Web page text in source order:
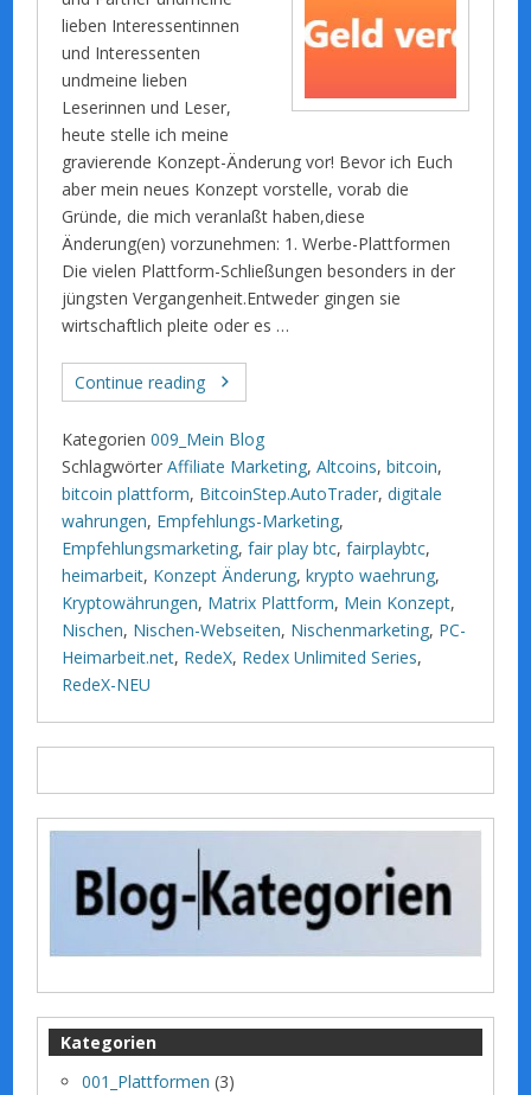
lieben Interessentinnen
und Interessenten
undmeine lieben
Leserinnen und Leser,
heute stelle ich meine
gravierende Konzept-Änderung vor! Bevor ich Euch
aber mein neues Konzept vorstelle, vorab die
Gründe, die mich veranlaßt haben,diese
Änderung(en) vorzunehmen: 1. Werbe-Plattformen
Die vielen Plattform-Schließungen besonders in der
jüngsten Vergangenheit.Entweder gingen sie
wirtschaftlich pleite oder es …
Continue reading
Kategorien 009_Mein Blog
Schlagwörter Affiliate Marketing,Altcoins,bitcoin,
bitcoin plattform, BitcoinStep.AutoTrader,digitale
wahrungen, Empfehlungs-Marketing,
Empfehlungsmarketing,fair play btc,fairplaybtc,
heimarbeit, Konzept Änderung,krypto waehrung,
Kryptowährungen, Matrix Plattform, Mein Konzept,
Nischen, Nischen-Webseiten, Nischenmarketing, PC-
Heimarbeit.net, RedeX, Redex Unlimited Series,
RedeX-NEU
Kategorien
001_Plattformen (3)